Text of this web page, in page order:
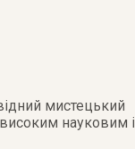
мистець­кий
науковим і